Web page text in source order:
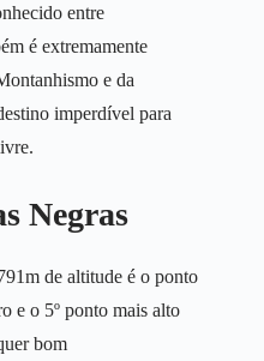
entre
é extremamente
e da
imperdível para
Negras
de altitude é o ponto
e o 5º ponto mais alto
bom